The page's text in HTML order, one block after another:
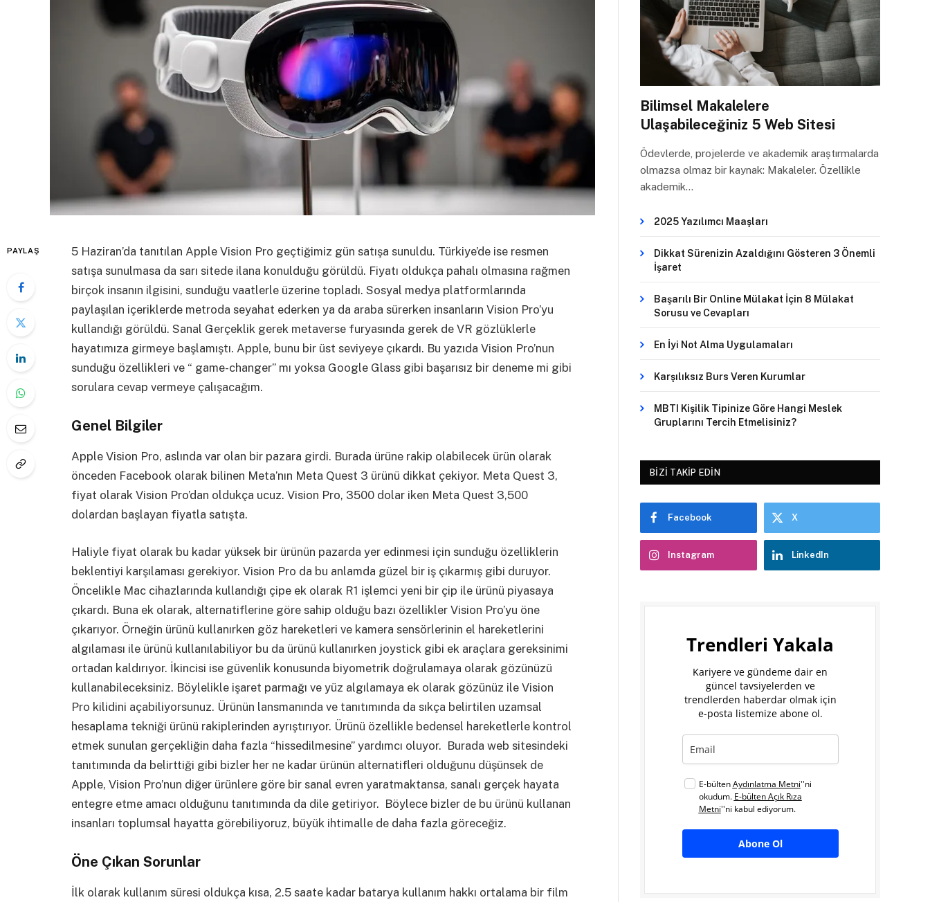
PAYLAŞ
5 Haziran’da tanıtılan Apple Vision Pro geçtiğimiz gün satışa sunuldu. Türkiye’de ise resmen
satışa sunulmasa da sarı sitede ilana konulduğu görüldü. Fiyatı oldukça pahalı olmasına rağmen
birçok insanın ilgisini, sunduğu vaatlerle üzerine topladı. Sosyal medya platformlarında
paylaşılan içeriklerde metroda seyahat ederken ya da araba sürerken insanların Vision Pro’yu
kullandığı görüldü. Sanal Gerçeklik gerek metaverse furyasında gerek de VR gözlüklerle
hayatımıza girmeye başlamıştı. Apple, bunu bir üst seviyeye çıkardı. Bu yazıda Vision Pro’nun
sunduğu özellikleri ve “ game-changer” mı yoksa Google Glass gibi başarısız bir deneme mi gibi
sorulara cevap vermeye çalışacağım.
Genel Bilgiler
Apple Vision Pro, aslında var olan bir pazara girdi. Burada ürüne rakip olabilecek ürün olarak
önceden Facebook olarak bilinen Meta’nın Meta Quest 3 ürünü dikkat çekiyor. Meta Quest 3,
fiyat olarak Vision Pro’dan oldukça ucuz. Vision Pro, 3500 dolar iken Meta Quest 3,500
dolardan başlayan fiyatla satışta.
Haliyle fiyat olarak bu kadar yüksek bir ürünün pazarda yer edinmesi için sunduğu özelliklerin
beklentiyi karşılaması gerekiyor. Vision Pro da bu anlamda güzel bir iş çıkarmış gibi duruyor.
Öncelikle Mac cihazlarında kullandığı çipe ek olarak R1 işlemci yeni bir çip ile ürünü piyasaya
çıkardı. Buna ek olarak, alternatiflerine göre sahip olduğu bazı özellikler Vision Pro’yu öne
çıkarıyor. Örneğin ürünü kullanırken göz hareketleri ve kamera sensörlerinin el hareketlerini
algılaması ile ürünü kullanılabiliyor bu da ürünü kullanırken joystick gibi ek araçlara gereksinimi
ortadan kaldırıyor. İkincisi ise güvenlik konusunda biyometrik doğrulamaya olarak gözünüzü
kullanabileceksiniz. Böylelikle işaret parmağı ve yüz algılamaya ek olarak gözünüz ile Vision
Pro kilidini açabiliyorsunuz. Ürünün lansmanında ve tanıtımında da sıkça belirtilen uzamsal
hesaplama tekniği ürünü rakiplerinden ayrıştırıyor. Ürünü özellikle bedensel hareketlerle kontrol
etmek sunulan gerçekliğin daha fazla “hissedilmesine” yardımcı oluyor. Burada web sitesindeki
tanıtımında da belirttiği gibi bizler her ne kadar ürünün alternatifleri olduğunu düşünsek de
Apple, Vision Pro’nun diğer ürünlere göre bir sanal evren yaratmaktansa, sanalı gerçek hayata
entegre etme amacı olduğunu tanıtımında da dile getiriyor. Böylece bizler de bu ürünü kullanan
insanları toplumsal hayatta görebiliyoruz, büyük ihtimalle de daha fazla göreceğiz.
Öne Çıkan Sorunlar
İlk olarak kullanım süresi oldukça kısa, 2.5 saate kadar batarya kullanım hakkı ortalama bir film
Bilimsel Makalelere
Ulaşabileceğiniz 5 Web Sitesi
Ödevlerde, projelerde ve akademik araştırmalarda
olmazsa olmaz bir kaynak: Makaleler. Özellikle
akademik…
2025 Yazılımcı Maaşları
Dikkat Sürenizin Azaldığını Gösteren 3 Önemli
İşaret
Başarılı Bir Online Mülakat İçin 8 Mülakat
Sorusu ve Cevapları
En İyi Not Alma Uygulamaları
Karşılıksız Burs Veren Kurumlar
MBTI Kişilik Tipinize Göre Hangi Meslek
Gruplarını Tercih Etmelisiniz?
BIZI TAKIP EDIN
Facebook X
Instagram LinkedIn
Trendleri Yakala
Kariyere ve gündeme dair en
güncel tavsiyelerden ve
trendlerden haberdar olmak için
e-posta listemize abone ol.
E-bültenAydınlatma Metni''ni
okudum. E-bülten Açık Rıza
Metni''ni kabul ediyorum.
Abone Ol